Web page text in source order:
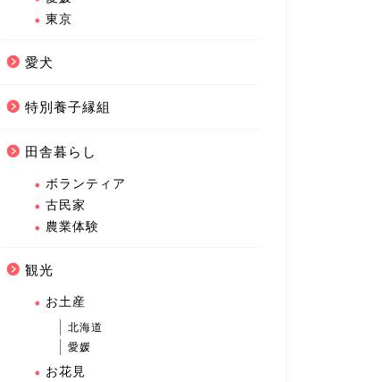
東京
愛犬
特別養子縁組
田舎暮らし
ボランティア
古民家
農業体験
観光
お土産
北海道
愛媛
お花見